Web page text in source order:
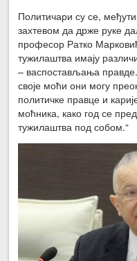
Политичари су се,
захтевом да држе руке
професор Ратко
тужилаштва имају
– васпостављања
своје моћи они могу
политичке правце и
моћника, како год се
тужилаштва под собом.“